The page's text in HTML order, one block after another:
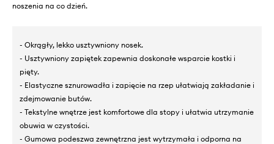
noszenia na co dzień.
- Okrągły, lekko usztywniony nosek.
- Usztywniony zapiętek zapewnia doskonałe wsparcie kostki i
pięty.
- Elastyczne sznurowadła i zapięcie na rzep ułatwiają zakładanie i
zdejmowanie butów.
- Tekstylne wnętrze jest komfortowe dla stopy i ułatwia utrzymanie
obuwia w czystości.
- Gumowa podeszwa zewnętrzna jest wytrzymała i odporna na